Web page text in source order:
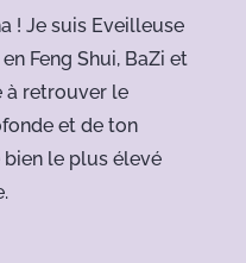
! Je suis Eveilleuse
Feng Shui, BaZi et
à retrouver le
et de ton
le plus élevé